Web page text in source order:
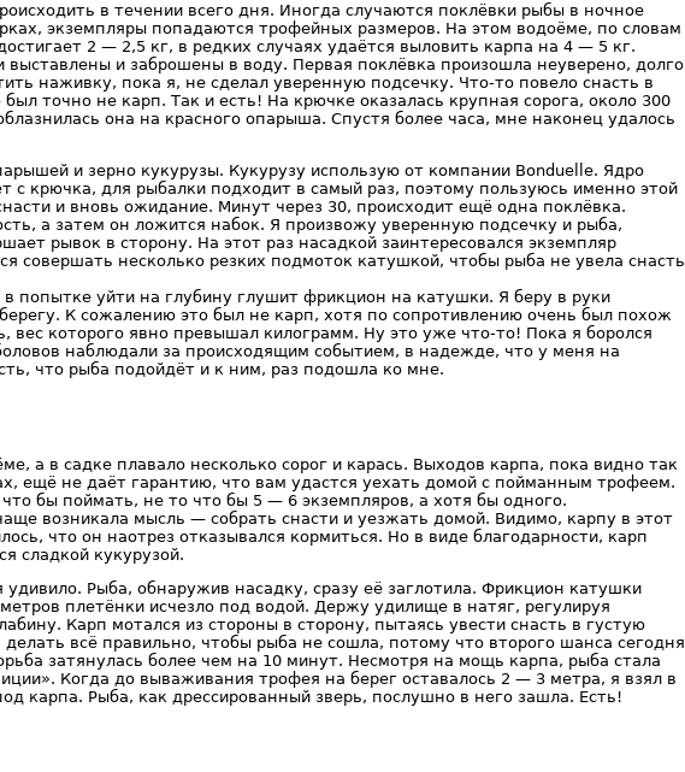
в течении всего дня. Иногда случаются поклёвки рыбы в ночное
экземпляры попадаются трофейных размеров. На этом водоёме, по словам
2 — 2,5 кг, в редких случаях удаётся выловить карпа на 4 — 5 кг.
выставлены и заброшены в воду. Первая поклёвка произошла неуверено, долго
наживку, пока я, не сделал уверенную подсечку. Что-то повело снасть в
точно не карп. Так и есть! На крючке оказалась крупная сорога, около 300
она на красного опарыша. Спустя более часа, мне наконец удалось
и зерно кукурузы. Кукурузу использую от компании Bonduelle. Ядро
с крючка, для рыбалки подходит в самый раз, поэтому пользуюсь именно этой
и вновь ожидание. Минут через 30, происходит ещё одна поклёвка.
а затем он ложится набок. Я произвожу уверенную подсечку и рыба,
рывок в сторону. На этот раз насадкой заинтересовался экземпляр
совершать несколько резких подмоток катушкой, чтобы рыба не увела снасть
попытке уйти на глубину глушит фрикцион на катушки. Я беру в руки
К сожалению это был не карп, хотя по сопротивлению очень был похож
вес которого явно превышал килограмм. Ну это уже что-то! Пока я боролся
наблюдали за происходящим событием, в надежде, что у меня на
что рыба подойдёт и к ним, раз подошла ко мне.
а в садке плавало несколько сорог и карась. Выходов карпа, пока видно так
ещё не даёт гарантию, что вам удастся уехать домой с пойманным трофеем.
бы поймать, не то что бы 5 — 6 экземпляров, а хотя бы одного.
возникала мысль — собрать снасти и уезжать домой. Видимо, карпу в этот
что он наотрез отказывался кормиться. Но в виде благодарности, карп
сладкой кукурузой.
Рыба, обнаружив насадку, сразу её заглотила. Фрикцион катушки
плетёнки исчезло под водой. Держу удилище в натяг, регулируя
Карп мотался из стороны в сторону, пытаясь увести снасть в густую
всё правильно, чтобы рыба не сошла, потому что второго шанса сегодня
затянулась более чем на 10 минут. Несмотря на мощь карпа, рыба стала
Когда до вываживания трофея на берег оставалось 2 — 3 метра, я взял в
карпа. Рыба, как дрессированный зверь, послушно в него зашла. Есть!